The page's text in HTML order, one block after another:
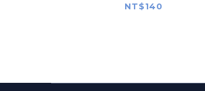
NT$140